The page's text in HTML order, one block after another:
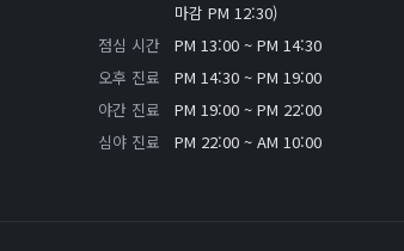
마감 PM 12:30)
점심 시간
PM 13:00 ~ PM 14:30
오후 진료
PM 14:30 ~ PM 19:00
야간 진료
PM 19:00 ~ PM 22:00
심야 진료
PM 22:00 ~ AM 10:00